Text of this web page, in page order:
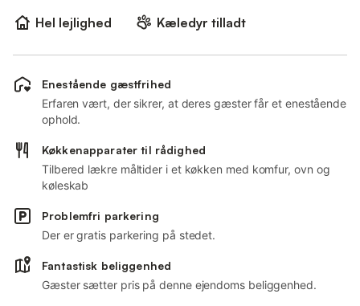
Hel lejlighed Kæledyr tilladt
Enestående gæstfrihed
Erfaren vært, der sikrer, at deres gæster får et enestående
ophold.
Køkkenapparater til rådighed
Tilbered lækre måltider i et køkken med komfur, ovn og
køleskab
Problemfri parkering
Der er gratis parkering på stedet.
Fantastisk beliggenhed
Gæster sætter pris på denne ejendoms beliggenhed.